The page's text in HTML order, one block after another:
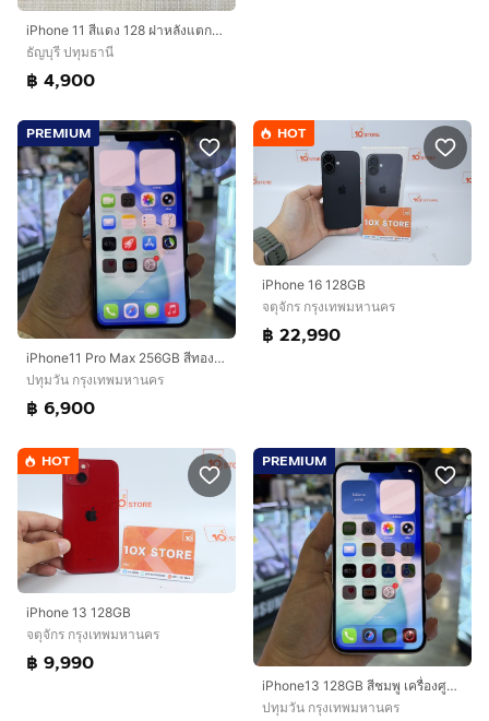
iPhone 11 สีแดง 128 ฝาหลังแตกหน้าจอแท้สแกนหน้าได้
ธัญบุรี ปทุมธานี
฿ 4,900
PREMIUM
iPhone11 Pro Max 256GB สีทอง เครื่องศูนย์ โมเดลTH สภาพสวยมากๆ🔥🔥
ปทุมวัน กรุงเทพมหานคร
฿ 6,900
HOT
iPhone 16 128GB
จตุจักร กรุงเทพมหานคร
฿ 22,990
HOT
iPhone 13 128GB
จตุจักร กรุงเทพมหานคร
฿ 9,990
PREMIUM
iPhone13 128GB สีชมพู เครื่องศูนย์ โมเดลTH สภาพสวยมากๆ 🔥🔥
ปทุมวัน กรุงเทพมหานคร